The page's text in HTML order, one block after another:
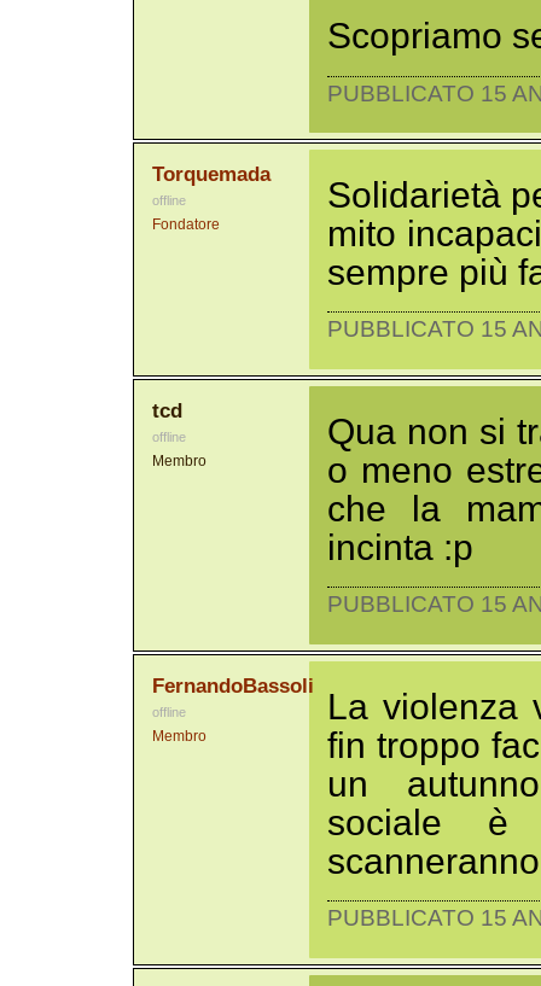
Scopriamo
PUBBLICATO 15
Torquemada
offline
Fondatore
Solidarietà
mito
sempre più
PUBBLICATO 15
tcd
offline
Membro
Qua non si
o meno
che la
incinta :p
PUBBLICATO 15
FernandoBassoli
offline
Membro
La violenza
fin troppo
un
sociale
PUBBLICATO 15